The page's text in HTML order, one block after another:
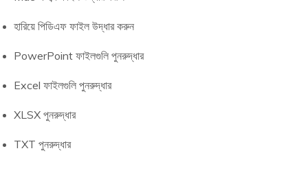
হারিয়ে পিডিএফ ফাইল উদ্ধার করুন
PowerPoint ফাইলগুলি পুনরুদ্ধার
Excel ফাইলগুলি পুনরুদ্ধার
XLSX পুনরুদ্ধার
TXT পুনরুদ্ধার